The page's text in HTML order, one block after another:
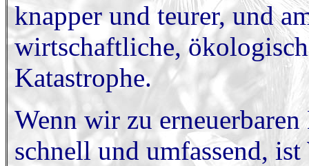
knapper und teurer, und
wirtschaftliche,
Katastrophe.
Wenn wir zu
schnell und umfassend,